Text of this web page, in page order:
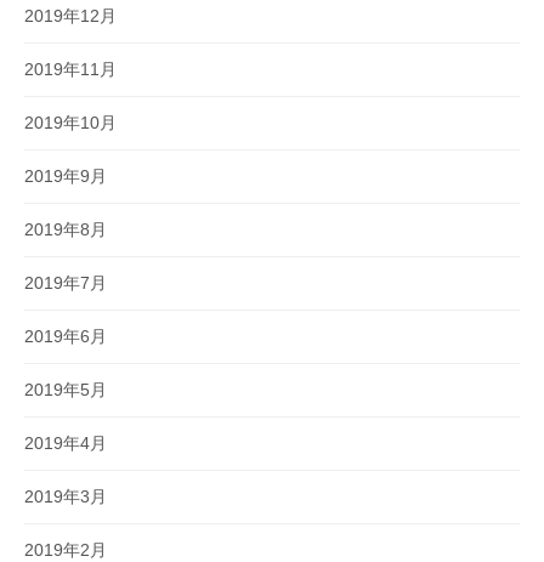
2019年12月
2019年11月
2019年10月
2019年9月
2019年8月
2019年7月
2019年6月
2019年5月
2019年4月
2019年3月
2019年2月